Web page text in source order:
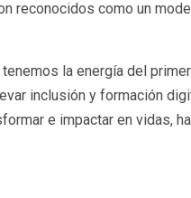
reconocidos como un
la energía del
inclusión y formación
e impactar en vidas,